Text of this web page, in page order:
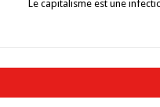
Le capitalisme est une